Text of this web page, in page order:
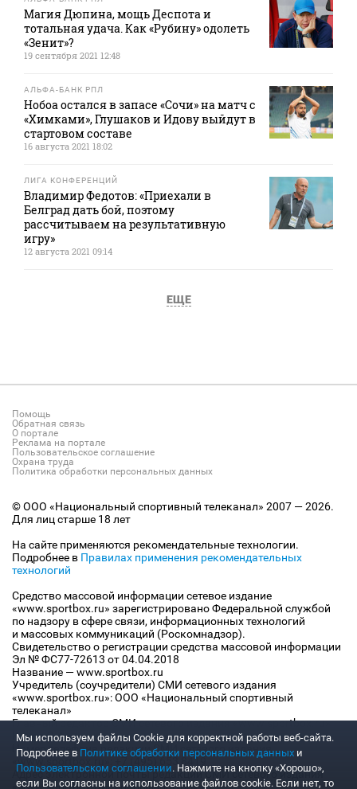
Магия Дюпина, мощь Деспота и
тотальная удача. Как «Рубину» одолеть
«Зенит»?
19 сентября 2021 12:48
АЛЬФА-БАНК РПЛ
Нобоа остался в запасе «Сочи» на матч с
«Химками», Глушаков и Идову выйдут в
стартовом составе
16 августа 2021 18:02
ЛИГА КОНФЕРЕНЦИЙ
Владимир Федотов: «Приехали в
Белград дать бой, поэтому
рассчитываем на результативную
игру»
12 августа 2021 09:14
ЕЩЕ
Помощь
Обратная связь
О портале
Реклама на портале
Пользовательское соглашение
Охрана труда
Политика обработки персональных данных
© ООО «Национальный спортивный телеканал» 2007 — 2026.
Для лиц старше 18 лет
На сайте применяются рекомендательные технологии.
Подробнее в Правилах применения рекомендательных
технологий
Средство массовой информации сетевое издание
«www.sportbox.ru» зарегистрировано Федеральной службой
по надзору в сфере связи, информационных технологий
и массовых коммуникаций (Роскомнадзор).
Свидетельство о регистрации средства массовой информации
Эл № ФС77-72613 от 04.04.2018
Название — www.sportbox.ru
Учредитель (соучредители) СМИ сетевого издания
«www.sportbox.ru»: ООО «Национальный спортивный
телеканал»
Главный редактор СМИ сетевого издания «www.sportbox.ru»:
Конов В.А.
Номер телефона редакции СМИ сетевого издания
«www.sportbox.ru»: +7 (495) 653 8419
Адрес электронной почты редакции СМИ сетевого издания
Мы используем файлы Сookie для корректной работы веб-сайта.
Подробнее в Политике обработки персональных данных и
Пользовательском соглашении. Нажмите на кнопку «Хорошо»,
если Вы согласны на использование файлов cookie. Если нет, то